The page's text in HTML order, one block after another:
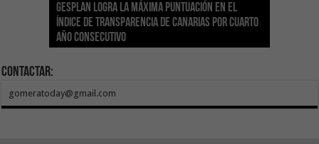
Gesplan logra la máxima puntuación en el
Índice de Transparencia de Canarias por cuarto
año consecutivo
El Gobierno canario concede ayudas del
POSEICAN-Pesca al sector por valor de 7,09 M€
tras aumentar las cuantías
Transición Ecológica coordina con Ashotel su
adhesión a la Red de Refugios Climáticos de
Canarias
Visocan incorpora 170 pisos a su parque de
vivienda protegida en régimen de alquiler
asequible de Tenerife
Sanidad refuerza la capacidad diagnóstica de
los centros de salud con el impulso de la
ecografía clínica
El Gobierno de Canarias convoca el Concurso de
Sal Marina Agrocanarias 2026
Contactar:
gomeratoday@gmail.com